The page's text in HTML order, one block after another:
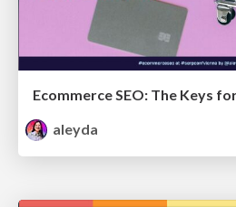
aleyda